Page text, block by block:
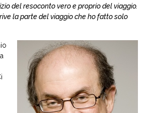
del resoconto vero e proprio del viaggio.
la parte del viaggio che ho fatto solo